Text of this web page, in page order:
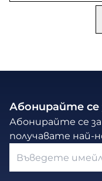
Абонирайте
Абонирайте се
получавате най-